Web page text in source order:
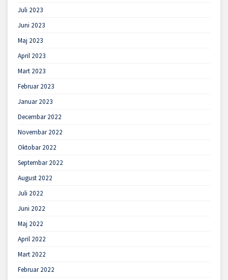
Juli 2023
Juni 2023
Maj 2023
April 2023
Mart 2023
Februar 2023
Januar 2023
Decembar 2022
Novembar 2022
Oktobar 2022
Septembar 2022
August 2022
Juli 2022
Juni 2022
Maj 2022
April 2022
Mart 2022
Februar 2022